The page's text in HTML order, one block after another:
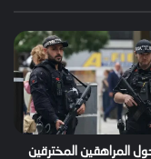
المراهقين المخترقين